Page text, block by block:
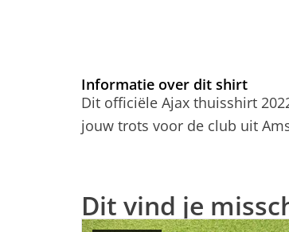
Informatie over dit shirt
Dit officiële Ajax thuisshirt
jouw trots voor de club uit
Dit vind je